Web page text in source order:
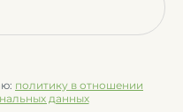
политику в отношении
данных